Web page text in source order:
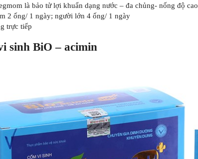
là bảo tử lợi khuẩn dạng nước – đa chủng- nống độ cao
2 ống/ 1 ngày; người lớn 4 ống/ 1 ngày
trực tiếp
sinh BiO – acimin